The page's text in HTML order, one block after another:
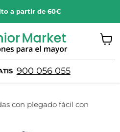
a partir de 60€
900 056 055
con plegado fácil con